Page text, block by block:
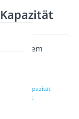
in diesem
Kapazität
erklärt